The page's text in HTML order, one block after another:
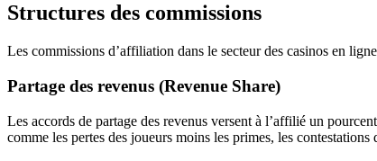
Structures des commissions
Les commissions d’affiliation dans le secteur des casinos en
Partage des revenus (Revenue Share)
Les accords de partage des revenus versent à l’affilié un
comme les pertes des joueurs moins les primes, les